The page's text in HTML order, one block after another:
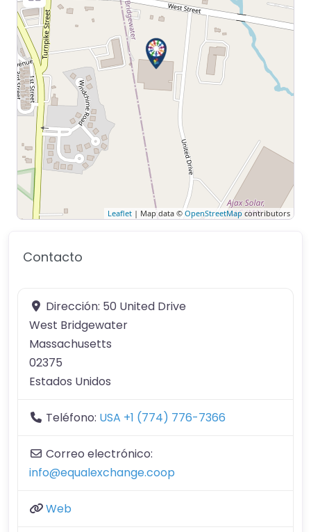
Leaflet | Map data © OpenStreetMapcontributors
Contacto
Dirección: 50 United Drive
West Bridgewater
Massachusetts
02375
Estados Unidos
Teléfono: USA +1 (774) 776-7366
Correo electrónico:
info@equalexchange.coop
Web